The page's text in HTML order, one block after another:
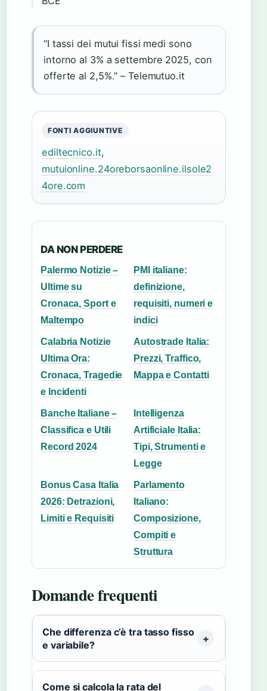
“I tassi dei mutui fissi medi sono
intorno al 3% a settembre 2025, con
offerte al 2,5%.” – Telemutuo.it
FONTI AGGIUNTIVE
ediltecnico.it,
mutuionline.24oreborsaonline.ilsole2
4ore.com
DA NON PERDERE
Palermo Notizie –
Ultime su
Cronaca, Sport e
Maltempo
PMI italiane:
definizione,
requisiti, numeri e
indici
Calabria Notizie
Ultima Ora:
Cronaca, Tragedie
e Incidenti
Autostrade Italia:
Prezzi, Traffico,
Mappa e Contatti
Banche Italiane –
Classifica e Utili
Record 2024
Intelligenza
Artificiale Italia:
Tipi, Strumenti e
Legge
Bonus Casa Italia
2026: Detrazioni,
Limiti e Requisiti
Parlamento
Italiano:
Composizione,
Compiti e
Struttura
Domande frequenti
Che differenza c’è tra tasso fisso
e variabile?
Come si calcola la rata del